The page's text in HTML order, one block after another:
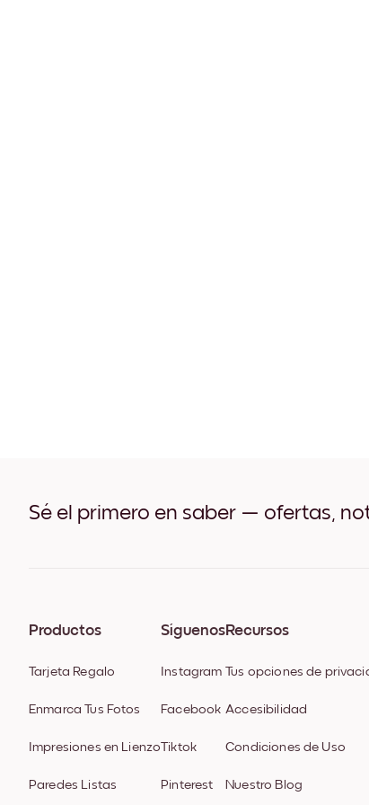
Sé el primero en saber — ofertas,
Productos
Tarjeta Regalo
Enmarca Tus Fotos
Impresiones en Lienzo
Paredes Listas
Síguenos
Instagram
Facebook
Tiktok
Pinterest
Recursos
Tus opciones de
Accesibilidad
Condiciones de Uso
Nuestro Blog